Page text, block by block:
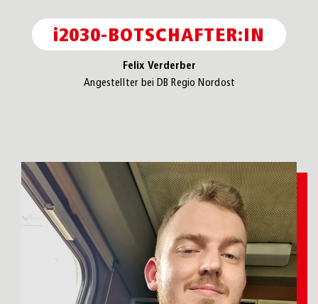
i2030-BOTSCHAFTER:IN
Felix Verderber
Angestellter bei DB Regio Nordost